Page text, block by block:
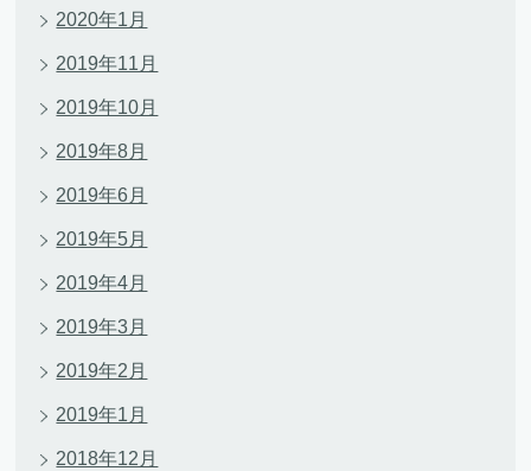
2020年1月
2019年11月
2019年10月
2019年8月
2019年6月
2019年5月
2019年4月
2019年3月
2019年2月
2019年1月
2018年12月